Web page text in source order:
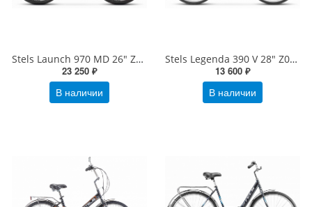
Stels Launch 970 MD 26" Z010
23 250 ₽
В наличии
Stels Legenda 390 V 28" Z010
13 600 ₽
В наличии